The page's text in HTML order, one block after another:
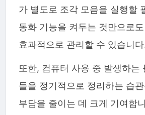
가 별도로 조각 모음을 실행할
동화 기능을 켜두는 것만으로
효과적으로 관리할 수 있습니
또한, 컴퓨터 사용 중 발생하는
들을 정기적으로 정리하는 습
부담을 줄이는 데 크게 기여합